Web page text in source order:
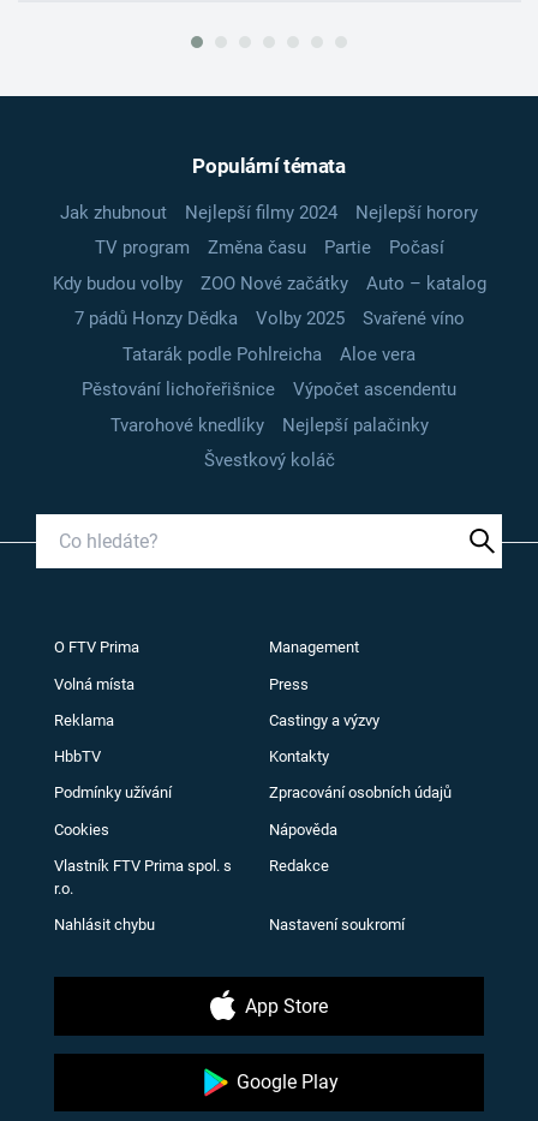
Populární témata
Jak zhubnout Nejlepší filmy 2024
Nejlepší horory
TV program
Změna času Partie
Počasí
Kdy budou volby
ZOO Nové začátky
Auto – katalog
7 pádů Honzy Dědka
Volby 2025
Svařené víno
Tatarák podle Pohlreicha
Aloe vera
Pěstování lichořeřišnice
Výpočet ascendentu
Tvarohové knedlíky
Nejlepší palačinky
Švestkový koláč
O FTV Prima Management
Volná místa Press
Reklama Castingy a výzvy
HbbTV Kontakty
Podmínky užívání Zpracování osobních údajů
Cookies Nápověda
Vlastník FTV Prima spol. s
r.o.
Redakce
Nahlásit chybu Nastavení soukromí
App Store
Google Play